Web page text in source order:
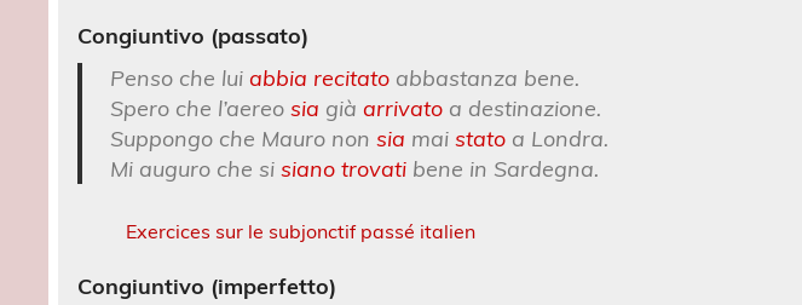
Congiuntivo (passato)
Penso che lui abbia recitato abbastanza bene.
Spero che l’aereo sia già arrivato a destinazione.
Suppongo che Mauro non sia mai stato a Londra.
Mi auguro che si siano trovatibene in Sardegna.
Exercices sur le subjonctif passé italien
Congiuntivo (imperfetto)